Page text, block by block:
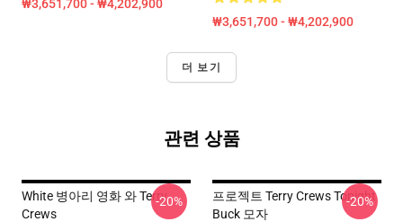
₩3,651,700 - ₩4,202,900
₩3,651,700 - ₩4,202,900
더 보기
관련 상품
White 병아리 영화 와 Terry
Crews
-20%
프로젝트 Terry Crews Tonight
Buck 모자
-20%